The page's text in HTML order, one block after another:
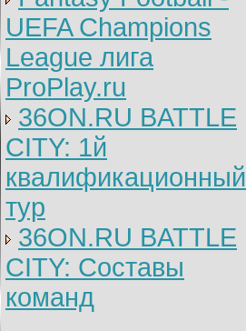
UEFA Champions
League лига
ProPlay.ru
36ON.RU BATTLE
CITY: 1й
квалификационный
тур
36ON.RU BATTLE
CITY: Составы
команд